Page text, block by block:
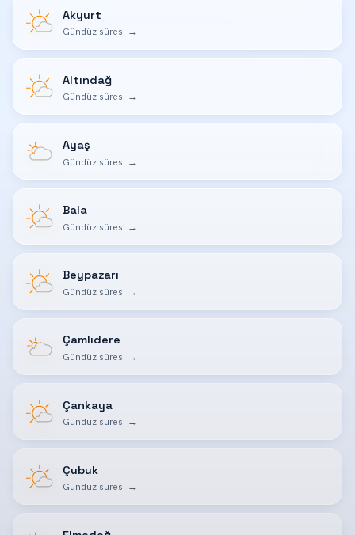
Akyurt
Gündüz süresi →
Altındağ
Gündüz süresi →
Ayaş
Gündüz süresi →
Bala
Gündüz süresi →
Beypazarı
Gündüz süresi →
Çamlıdere
Gündüz süresi →
Çankaya
Gündüz süresi →
Çubuk
Gündüz süresi →